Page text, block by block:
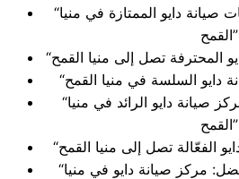
“تخلص من المتاعب: خدمات صيانة دايو الممتازة في منيا
القمح”
“تمتع بأفضل الخدمات: مركز صيانة دايو الرائد في منيا
القمح”
“تقنيات متطورة لجودة أفضل: مركز صيانة دايو في منيا